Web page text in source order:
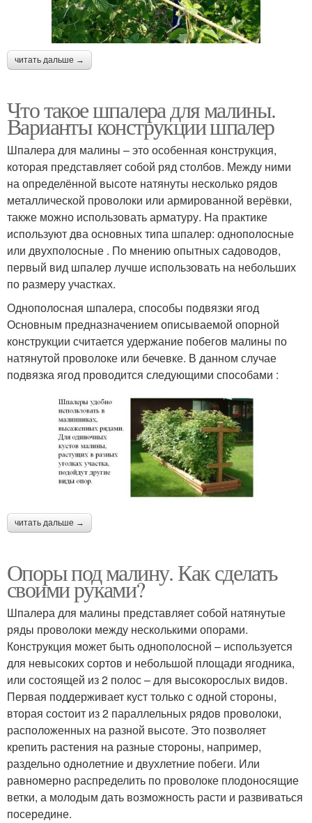
читать дальше →
Что такое шпалера для малины.
Варианты конструкции шпалер
Шпалера для малины – это особенная конструкция,
которая представляет собой ряд столбов. Между ними
на определённой высоте натянуты несколько рядов
металлической проволоки или армированной верёвки,
также можно использовать арматуру. На практике
используют два основных типа шпалер: однополосные
или двухполосные . По мнению опытных садоводов,
первый вид шпалер лучше использовать на небольших
по размеру участках.
Однополосная шпалера, способы подвязки ягод
Основным предназначением описываемой опорной
конструкции считается удержание побегов малины по
натянутой проволоке или бечевке. В данном случае
подвязка ягод проводится следующими способами :
читать дальше →
Опоры под малину. Как сделать
своими руками?
Шпалера для малины представляет собой натянутые
ряды проволоки между несколькими опорами.
Конструкция может быть однополосной – используется
для невысоких сортов и небольшой площади ягодника,
или состоящей из 2 полос – для высокорослых видов.
Первая поддерживает куст только с одной стороны,
вторая состоит из 2 параллельных рядов проволоки,
расположенных на разной высоте. Это позволяет
крепить растения на разные стороны, например,
раздельно однолетние и двухлетние побеги. Или
равномерно распределить по проволоке плодоносящие
ветки, а молодым дать возможность расти и развиваться
посередине.